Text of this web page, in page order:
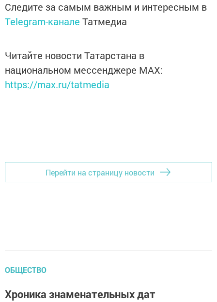
Следите за самым важным и интересным в
Telegram-канале Татмедиа
Читайте новости Татарстана в
национальном мессенджере MАХ:
https://max.ru/tatmedia
Перейти на страницу новости
ОБЩЕСТВО
Хроника знаменательных дат